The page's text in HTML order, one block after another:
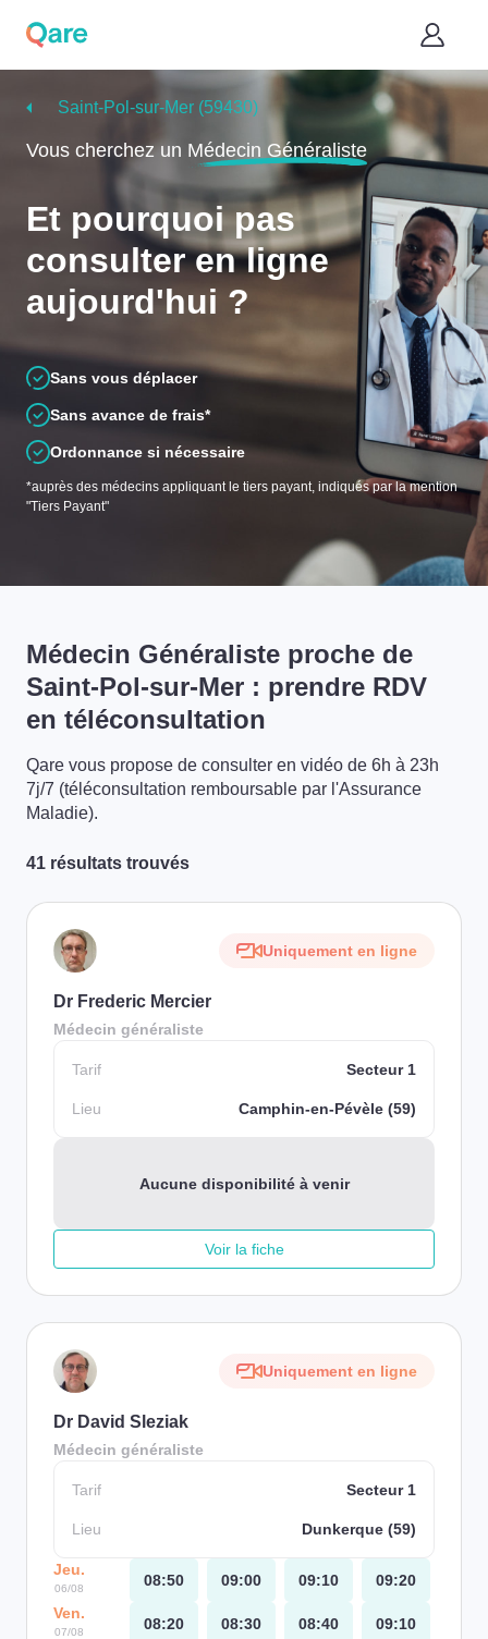
Saint-Pol-sur-Mer (59430)
Vous cherchez un Médecin Généraliste
Et pourquoi pas
consulter en ligne
aujourd'hui ?
Sans vous déplacer
Sans avance de frais*
Ordonnance si nécessaire
*auprès des médecins appliquant le tiers payant, indiqués par la mention
"Tiers Payant"
Médecin Généraliste proche de
Saint-Pol-sur-Mer : prendre RDV
en téléconsultation
Qare vous propose de consulter en vidéo de 6h à 23h
7j/7 (téléconsultation remboursable par l'Assurance
Maladie).
41 résultats trouvés
Uniquement en ligne
Dr Frederic Mercier
Médecin généraliste
Tarif Secteur 1
Lieu Camphin-en-Pévèle (59)
Aucune disponibilité à venir
Voir la fiche
Uniquement en ligne
Dr David Sleziak
Médecin généraliste
Tarif Secteur 1
Lieu Dunkerque (59)
Jeu.
06/08 08:50 09:00 09:10
09:20
Ven.
07/08 08:20 08:30 08:40 09:10